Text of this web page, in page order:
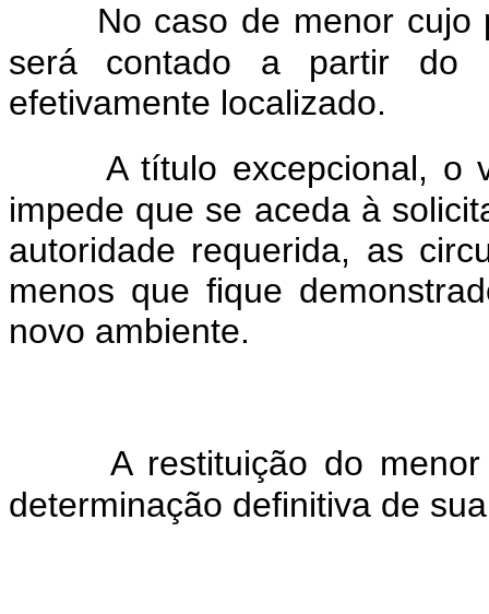
No caso de menor cujo
será contado a partir do
efetivamente localizado.
A título excepcional, o
impede que se aceda à
autoridade requerida, as
menos que fique
novo ambiente.
A restituição do
determinação definitiva de